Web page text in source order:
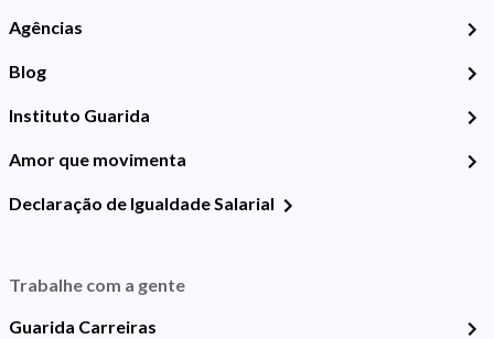
Agências
Blog
Instituto Guarida
Amor que movimenta
Declaração de Igualdade Salarial
Trabalhe com a gente
Guarida Carreiras